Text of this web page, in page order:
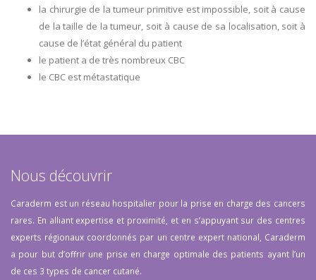
la chirurgie de la tumeur primitive est impossible, soit à cause
de la taille de la tumeur, soit à cause de sa localisation, soit à
cause de l’état général du patient
le patient a de très nombreux CBC
le CBC est métastatique
Nous découvrir
Caraderm est un réseau hospitalier pour la prise en charge des cancers
rares. En alliant expertise et proximité, et en s’appuyant sur des centres
experts régionaux coordonnés par un centre expert national, Caraderm
a pour but d’offrir une prise en charge optimale des patients ayant l’un
de ces 3 types de cancer cutané.